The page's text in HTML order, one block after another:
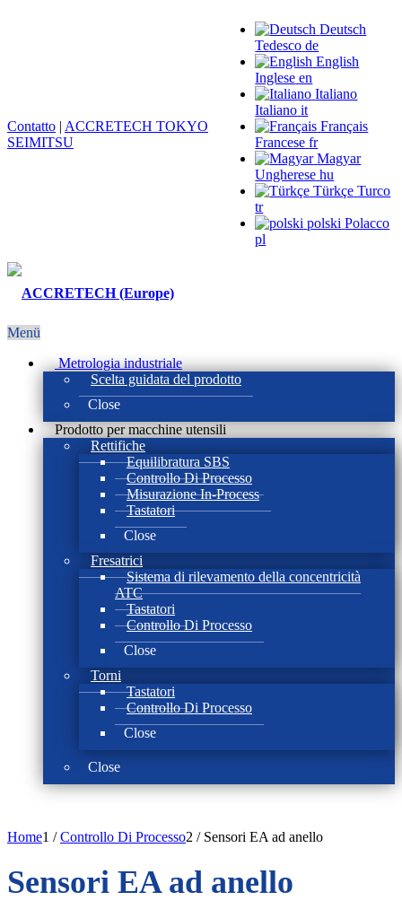
Deutsch
Tedesco de
English
Inglese en
Italiano
Italiano it
Français
Francese fr
Magyar
Ungherese hu
Türkçe Turco
tr
polski Polacco
pl
Contatto | ACCRETECH TOKYO
SEIMITSU
Menü
Metrologia industriale
Scelta guidata del prodotto
Close
Prodotto per macchine utensili
Rettifiche
Equilibratura SBS
Controllo Di Processo
Misurazione In-Process
Tastatori
Close
Fresatrici
Sistema di rilevamento della concentricità
ATC
Tastatori
Controllo Di Processo
Close
Torni
Tastatori
Controllo Di Processo
Close
Close
Home1 / Controllo Di Processo2 / Sensori EA ad anello
Sensori EA ad anello